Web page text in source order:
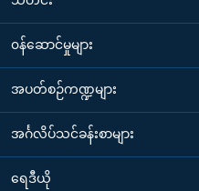
၀န်ဆောင်မှုများ
အပတ်စဉ်ကဏ္ဍများ
အင်္ဂလိပ်သင်ခန်းစာများ
ရေဒီယို